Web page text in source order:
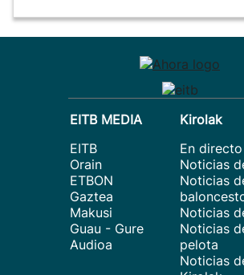
EITB MEDIA
EITB
Orain
ETBON
Gaztea
Makusi
Guau - Gure
Audioa
Kirolak
En directo
Noticias
Noticias
Noticias
Noticias
pelota
Noticias